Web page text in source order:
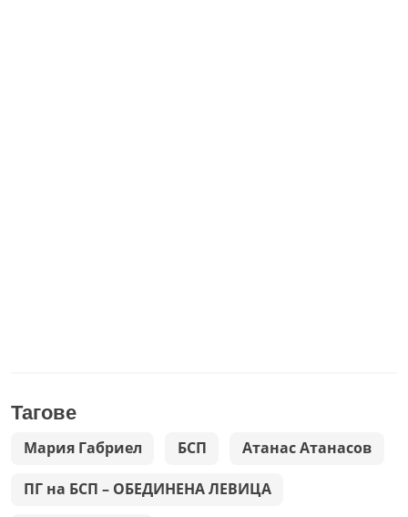
Тагове
Мария Габриел БСП Атанас Атанасов
ПГ на БСП – ОБЕДИНЕНА ЛЕВИЦА